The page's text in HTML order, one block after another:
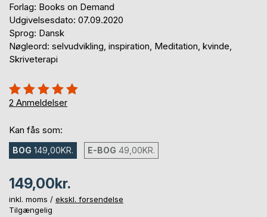
Forlag: Books on Demand
Udgivelsesdato: 07.09.2020
Sprog: Dansk
Nøgleord: selvudvikling, inspiration, Meditation, kvinde,
Skriveterapi
Anmeldelse::
100%
2 Anmeldelser
Kan fås som:
BOG 149,00KR. E-BOG 49,00KR.
149,00kr.
inkl. moms / ekskl. forsendelse
Tilgængelig